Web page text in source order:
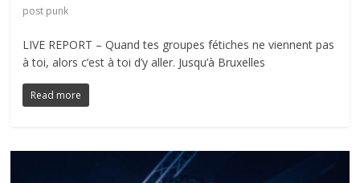
post punk
LIVE REPORT – Quand tes groupes fétiches ne viennent pas
à toi, alors c’est à toi d’y aller. Jusqu’à Bruxelles
Read more